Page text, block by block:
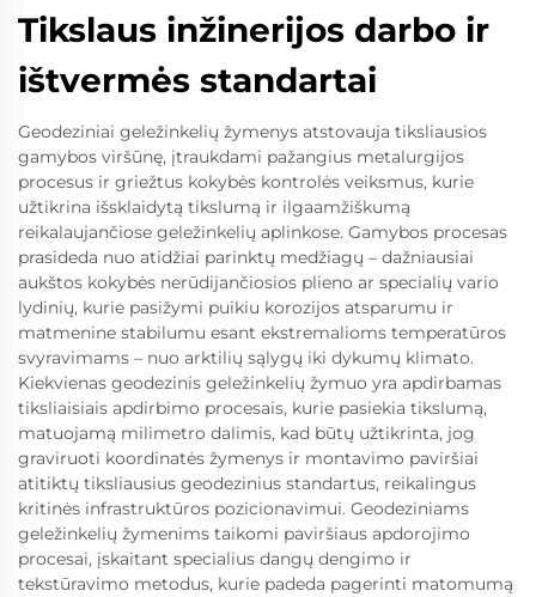
Tikslaus inžinerijos darbo ir
ištvermės standartai
Geodeziniai geležinkelių žymenys atstovauja tiksliausios
gamybos viršūnę, įtraukdami pažangius metalurgijos
procesus ir griežtus kokybės kontrolės veiksmus, kurie
užtikrina išsklaidytą tikslumą ir ilgaamžiškumą
reikalaujančiose geležinkelių aplinkose. Gamybos procesas
prasideda nuo atidžiai parinktų medžiagų – dažniausiai
aukštos kokybės nerūdijančiosios plieno ar specialių vario
lydinių, kurie pasižymi puikiu korozijos atsparumu ir
matmenine stabilumu esant ekstremalioms temperatūros
svyravimams – nuo arktilių sąlygų iki dykumų klimato.
Kiekvienas geodezinis geležinkelių žymuo yra apdirbamas
tiksliaisiais apdirbimo procesais, kurie pasiekia tikslumą,
matuojamą milimetro dalimis, kad būtų užtikrinta, jog
graviruoti koordinatės žymenys ir montavimo paviršiai
atitiktų tiksliausius geodezinius standartus, reikalingus
kritinės infrastruktūros pozicionavimui. Geodeziniams
geležinkelių žymenims taikomi paviršiaus apdorojimo
procesai, įskaitant specialius dangų dengimo ir
tekstūravimo metodus, kurie padeda pagerinti matomumą